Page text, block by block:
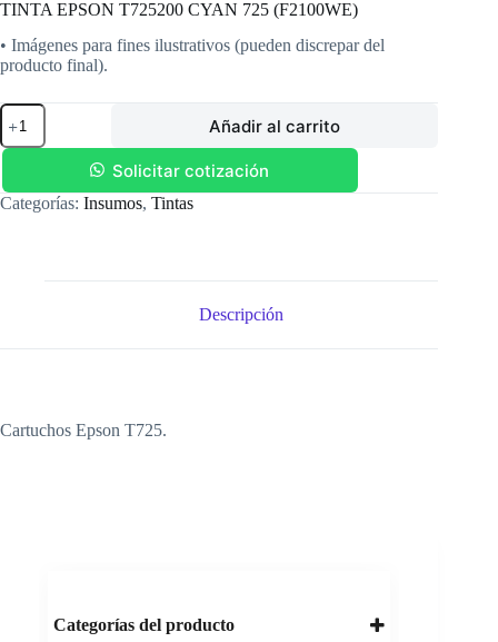
TINTA EPSON T725200 CYAN 725 (F2100WE)
• Imágenes para fines ilustrativos (pueden discrepar del
producto final).
TINTA
EPSON
T725200
725
(F2100WE)
Añadir al carrito
Solicitar cotización
Categorías: Insumos, Tintas
Descripción
Cartuchos Epson T725.
Categorías del producto